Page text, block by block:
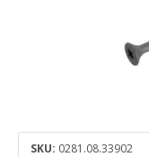
SKU: 0281.08.33902